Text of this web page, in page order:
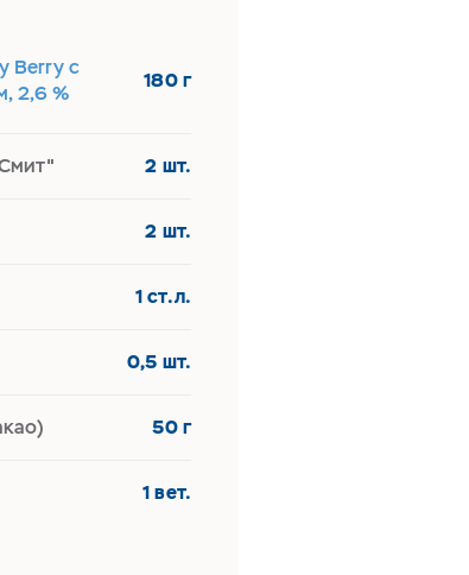
Berry с
2,6 %
180 г
2 шт.
2 шт.
1 ст.л.
0,5 шт.
50 г
1 вет.